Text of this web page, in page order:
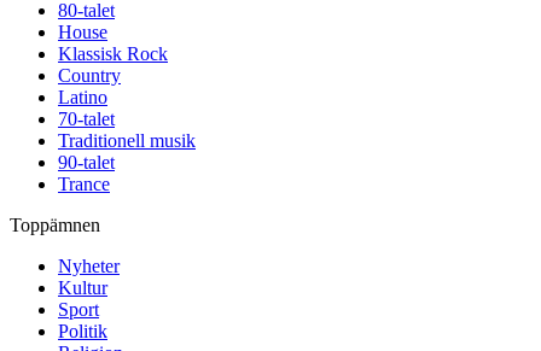
80-talet
House
Klassisk Rock
Country
Latino
70-talet
Traditionell musik
90-talet
Trance
Toppämnen
Nyheter
Kultur
Sport
Politik